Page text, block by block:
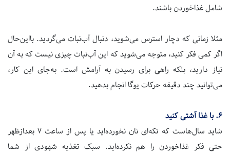
شامل غذاخوردن باشند.
مثلا زمانی که دچار استرس می‌شوید، دنبال آب‌نبات می‌گردید. بااین‌حال
اگر کمی فکر کنید، متوجه می‌شوید که این آب‌نبات چیزی نیست که به آن
نیاز دارید، بلکه راهی برای رسیدن به آرامش است. به‌جای این کار،
می‌توانید چند دقیقه حرکات یوگا انجام بدهید.
۶. با غذا آشتی کنید
شاید سال‌هاست که تکه‌ای نان نخورده‌اید یا پس از ساعت ۷ بعدازظهر
حتی فکر غذاخوردن را هم نکرده‌اید. سبک تغذیه شهودی از شما